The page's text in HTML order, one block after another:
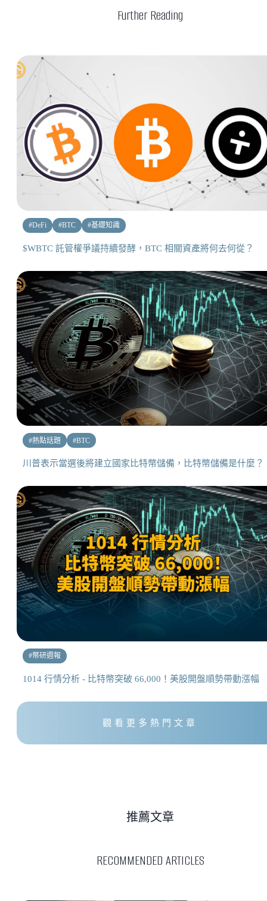
Further Reading
#DeFi #BTC #基礎知識
$WBTC 託管權爭議持續發酵，BTC 相關資產將何去何從？
#熱點話題 #BTC
川普表示當選後將建立國家比特幣儲備，比特幣儲備是什麼？
#幣研週報
1014 行情分析 - 比特幣突破 66,000！美股開盤順勢帶動漲幅
觀看更多熱門文章
RECOMMENDED ARTICLES
推薦文章